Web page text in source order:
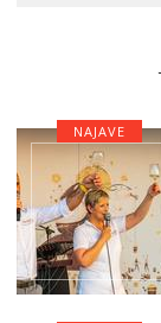
NAJAVE